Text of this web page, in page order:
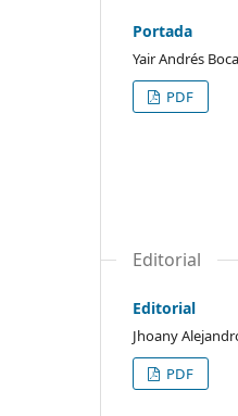
Portada
Yair Andrés
PDF
Editorial
Editorial
Jhoany
PDF